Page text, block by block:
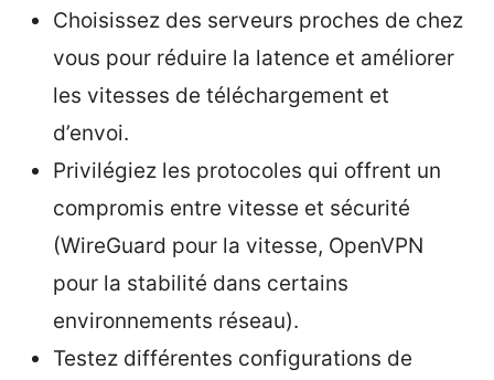
Choisissez des serveurs proches de chez
vous pour réduire la latence et améliorer
les vitesses de téléchargement et
d’envoi.
Privilégiez les protocoles qui offrent un
compromis entre vitesse et sécurité
(WireGuard pour la vitesse, OpenVPN
pour la stabilité dans certains
environnements réseau).
Testez différentes configurations de